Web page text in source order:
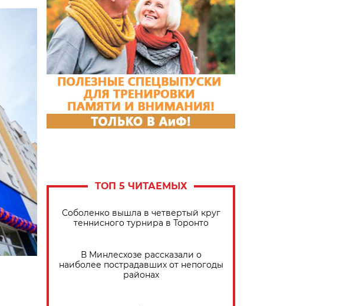
ТОП 5 ЧИТАЕМЫХ
Соболенко вышла в четвертый круг
теннисного турнира в Торонто
В Минлесхозе рассказали о
наиболее пострадавших от непогоды
районах